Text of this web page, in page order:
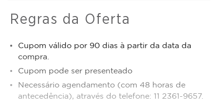
Regras da Oferta
Cupom válido por 90 dias à partir da data da
compra.
Cupom pode ser presenteado
Necessário agendamento (com 48 horas de
antecedência), através do telefone: 11 2361-9657.